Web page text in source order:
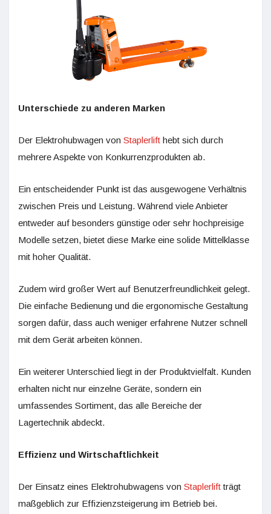
Unterschiede zu anderen Marken
Der Elektrohubwagen von Staplerlift hebt sich durch
mehrere Aspekte von Konkurrenzprodukten ab.
Ein entscheidender Punkt ist das ausgewogene Verhältnis
zwischen Preis und Leistung. Während viele Anbieter
entweder auf besonders günstige oder sehr hochpreisige
Modelle setzen, bietet diese Marke eine solide Mittelklasse
mit hoher Qualität.
Zudem wird großer Wert auf Benutzerfreundlichkeit gelegt.
Die einfache Bedienung und die ergonomische Gestaltung
sorgen dafür, dass auch weniger erfahrene Nutzer schnell
mit dem Gerät arbeiten können.
Ein weiterer Unterschied liegt in der Produktvielfalt. Kunden
erhalten nicht nur einzelne Geräte, sondern ein
umfassendes Sortiment, das alle Bereiche der
Lagertechnik abdeckt.
Effizienz und Wirtschaftlichkeit
Der Einsatz eines Elektrohubwagens von Staplerliftträgt
maßgeblich zur Effizienzsteigerung im Betrieb bei.